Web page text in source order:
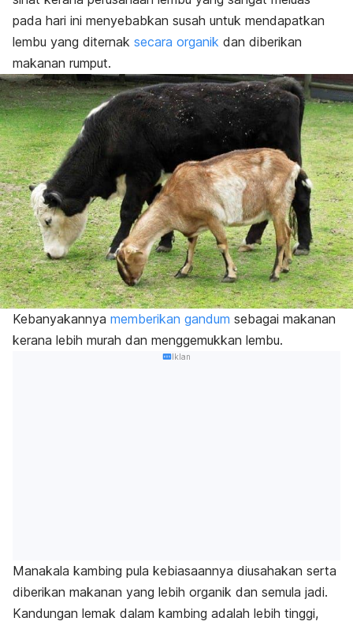
pada hari ini menyebabkan susah untuk mendapatkan
lembu yang diternak secara organik dan diberikan
makanan rumput.
Kebanyakannya memberikan gandum sebagai makanan
kerana lebih murah dan menggemukkan lembu.
Iklan
Manakala kambing pula kebiasaannya diusahakan serta
diberikan makanan yang lebih organik dan semula jadi.
Kandungan lemak dalam kambing adalah lebih tinggi,